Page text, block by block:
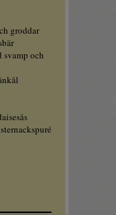
groddar
svamp och